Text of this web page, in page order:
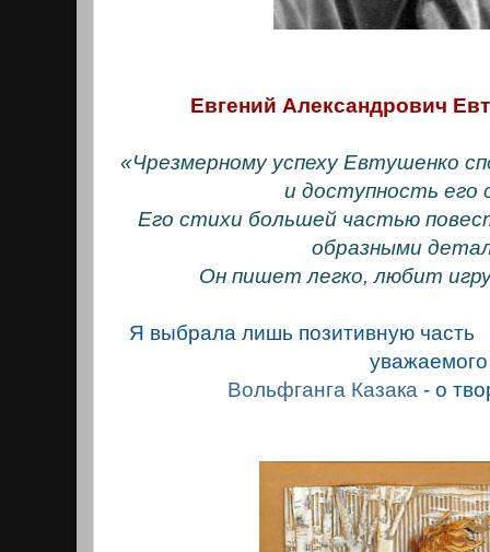
Евгений Александрович
«Чрезмерному успеху Евтушенко
и доступность его
Его стихи большей частью
образными
Он пишет легко, любит игру
Я выбрала лишь позитивную часть
Вольфганга Казака - о